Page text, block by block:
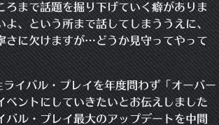
ろまで話題を掘り下げていく癖がありま
よ、という所まで話してしまううえに、
さに欠けますが…どうか見守ってやって
イバル・プレイを年度問わず「オーバー
ベントにしていきたいとお伝えしました
バル・プレイ最大のアップデートを中間